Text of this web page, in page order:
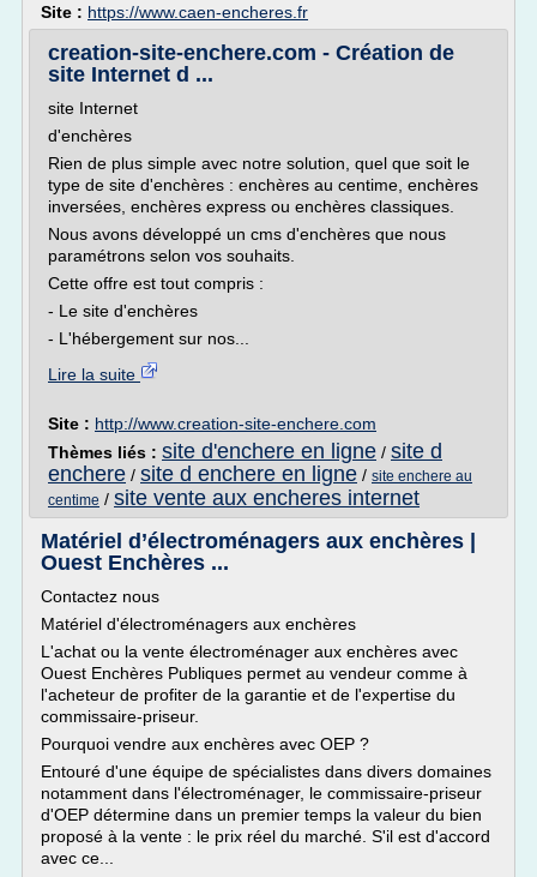
Site : https://www.caen-encheres.fr
creation-site-enchere.com - Création de
site Internet d ...
site Internet
d'enchères
Rien de plus simple avec notre solution, quel que soit le
type de site d'enchères : enchères au centime, enchères
inversées, enchères express ou enchères classiques.
Nous avons développé un cms d'enchères que nous
paramétrons selon vos souhaits.
Cette offre est tout compris :
- Le site d'enchères
- L'hébergement sur nos...
Lire la suite
Site : http://www.creation-site-enchere.com
Thèmes liés : site d'enchere en ligne / site d
enchere / site d enchere en ligne / site enchere au
centime / site vente aux encheres internet
Matériel d’électroménagers aux enchères |
Ouest Enchères ...
Contactez nous
Matériel d'électroménagers aux enchères
L'achat ou la vente électroménager aux enchères avec
Ouest Enchères Publiques permet au vendeur comme à
l'acheteur de profiter de la garantie et de l'expertise du
commissaire-priseur.
Pourquoi vendre aux enchères avec OEP ?
Entouré d'une équipe de spécialistes dans divers domaines
notamment dans l'électroménager, le commissaire-priseur
d'OEP détermine dans un premier temps la valeur du bien
proposé à la vente : le prix réel du marché. S'il est d'accord
avec ce...